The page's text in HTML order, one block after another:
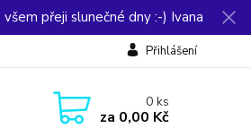
přeji slunečné dny :-) Ivana
Přihlášení
0ks
za 0,00 Kč